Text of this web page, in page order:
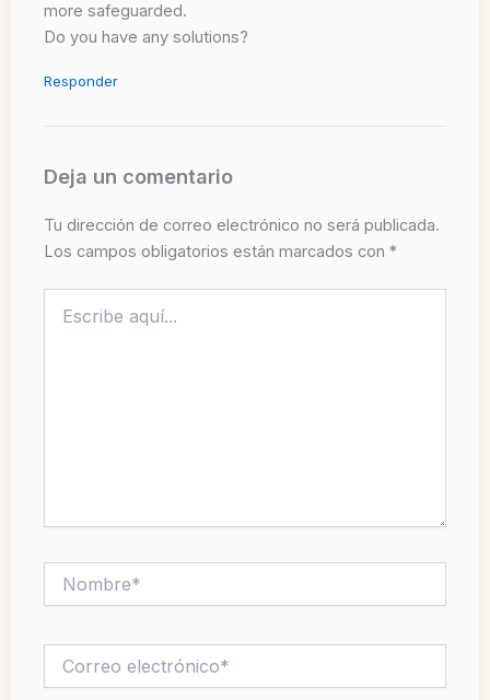
more safeguarded.
Do you have any solutions?
Responder
Deja un comentario
Tu dirección de correo electrónico no será publicada.
Los campos obligatorios están marcados con *
aquí...
electrónico*